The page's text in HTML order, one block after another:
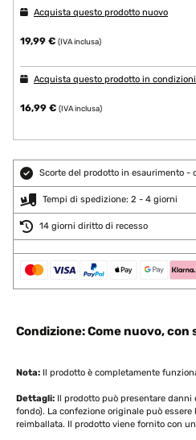
Acquista questo prodotto nuovo
19,99 € (IVA inclusa)
Acquista questo prodotto in
16,99 € (IVA inclusa)
Scorte del prodotto in esaurimento -
Tempi di spedizione: 2 - 4 giorni
14 giorni diritto di recesso
Condizione: Come nuovo,
Nota: Il prodotto è completamente
Dettagli: Il prodotto può presentare
fondo). La confezione originale può
reimballata. Il prodotto viene fornito con